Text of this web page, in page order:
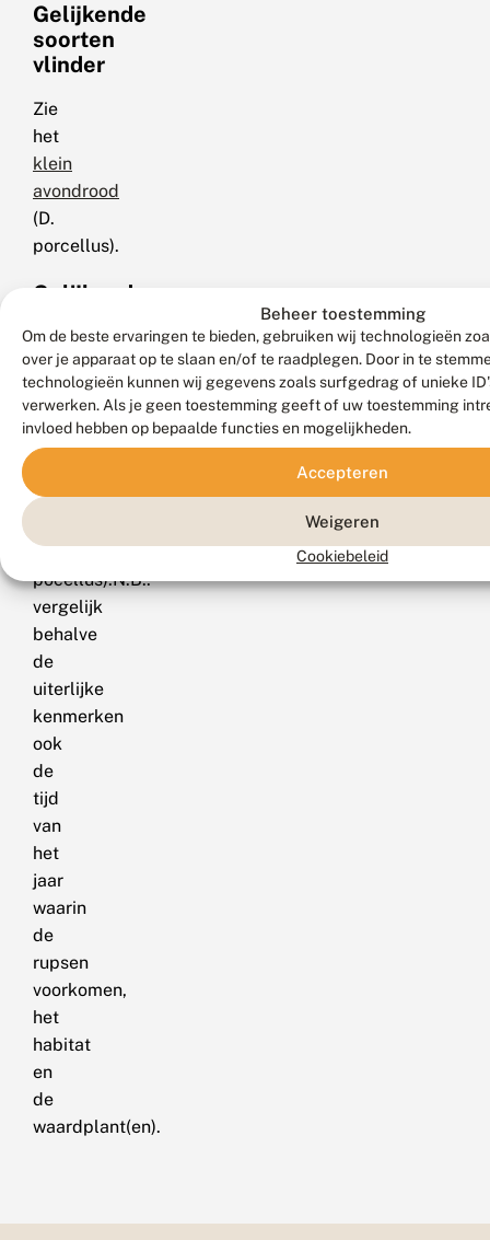
Beheer toestemming
Om de beste ervaringen te bieden, gebruiken wij technologieën
over je apparaat op te slaan en/of te raadplegen. Door in te
technologieën kunnen wij gegevens zoals surfgedrag of unieke
verwerken. Als je geen toestemming geeft of uw toestemming
invloed hebben op bepaalde functies en mogelijkheden.
Accepteren
Weigeren
Cookiebeleid
Gelijkende
soorten
vlinder
Zie
het
klein
avondrood
(D.
porcellus).
Gelijkende
rups
Wingerdpijlstaart
(Hippotion
celerio)
klein
(Deilephila
pocellus).N.B.:
vergelijk
behalve
de
uiterlijke
kenmerken
ook
de
tijd
van
het
jaar
waarin
de
rupsen
voorkomen,
het
habitat
en
de
waardplant(en).